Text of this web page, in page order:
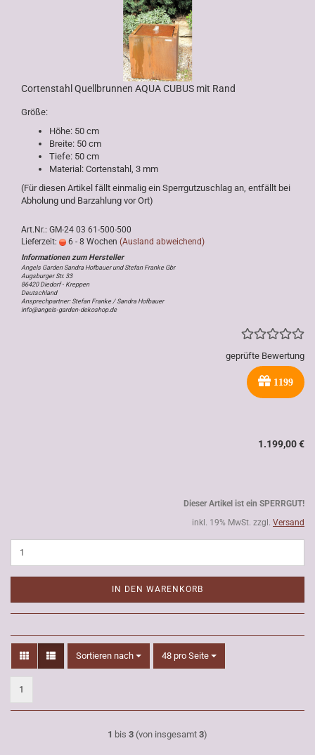
Cortenstahl Quellbrunnen AQUA CUBUS mit Rand
Größe:
Höhe: 50 cm
Breite: 50 cm
Tiefe: 50 cm
Material: Cortenstahl, 3 mm
(Für diesen Artikel fällt einmalig ein Sperrgutzuschlag an, entfällt bei
Abholung und Barzahlung vor Ort)
Art.Nr.: GM-24 03 61-500-500
Lieferzeit:
6 - 8 Wochen (Ausland abweichend)
Angels Garden Sandra Hofbauer und Stefan Franke Gbr
Augsburger Str. 33
86420 Diedorf - Kreppen
Deutschland
Ansprechpartner: Stefan Franke / Sandra Hofbauer
info@angels-garden-dekoshop.de
geprüfte Bewertung
1199
1.199,00 €
Dieser Artikel ist ein SPERRGUT!
inkl. 19% MwSt. zzgl. Versand
IN DEN WARENKORB
Sortieren nach
Sortieren nach 48 pro Seite
pro Seite
1
1 bis 3 (von insgesamt 3)